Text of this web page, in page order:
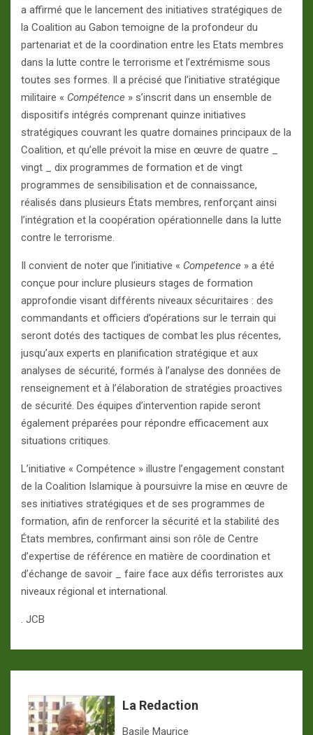
a affirmé que le lancement des initiatives stratégiques de
la Coalition au Gabon temoigne de la profondeur du
partenariat et de la coordination entre les Etats membres
dans la lutte contre le terrorisme et l’extrémisme sous
toutes ses formes. Il a précisé que l’initiative stratégique
militaire « Compétence » s’inscrit dans un ensemble de
dispositifs intégrés comprenant quinze initiatives
stratégiques couvrant les quatre domaines principaux de la
Coalition, et qu’elle prévoit la mise en œuvre de quatre _
vingt _ dix programmes de formation et de vingt
programmes de sensibilisation et de connaissance,
réalisés dans plusieurs États membres, renforçant ainsi
l’intégration et la coopération opérationnelle dans la lutte
contre le terrorisme.
Il convient de noter que l’initiative « Competence » a été
conçue pour inclure plusieurs stages de formation
approfondie visant différents niveaux sécuritaires : des
commandants et officiers d’opérations sur le terrain qui
seront dotés des tactiques de combat les plus récentes,
jusqu’aux experts en planification stratégique et aux
analyses de sécurité, formés à l’analyse des données de
renseignement et à l’élaboration de stratégies proactives
de sécurité. Des équipes d’intervention rapide seront
également préparées pour répondre efficacement aux
situations critiques.
L’initiative « Compétence » illustre l’engagement constant
de la Coalition Islamique à poursuivre la mise en œuvre de
ses initiatives stratégiques et de ses programmes de
formation, afin de renforcer la sécurité et la stabilité des
États membres, confirmant ainsi son rôle de Centre
d’expertise de référence en matière de coordination et
d’échange de savoir _ faire face aux défis terroristes aux
niveaux régional et international.
. JCB
La Redaction
Basile Maurice